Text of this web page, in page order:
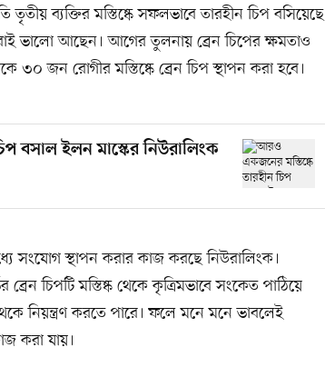
তৃতীয় ব্যক্তির মস্তিষ্কে সফলভাবে তারহীন চিপ বসিয়েছে
ভালো আছেন। আগের তুলনায় ব্রেন চিপের ক্ষমতাও
৩০ জন রোগীর মস্তিষ্কে ব্রেন চিপ স্থাপন করা হবে।
বসাল ইলন মাস্কের নিউরালিংক
সংযোগ স্থাপন করার কাজ করছে নিউরালিংক।
ব্রেন চিপটি মস্তিষ্ক থেকে কৃত্রিমভাবে সংকেত পাঠিয়ে
নিয়ন্ত্রণ করতে পারে। ফলে মনে মনে ভাবলেই
করা যায়।